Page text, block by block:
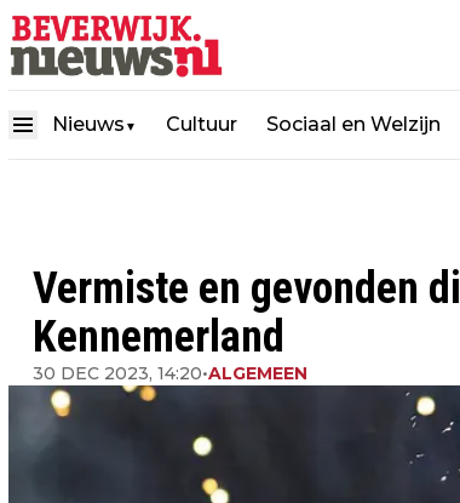
Nieuws ▼ Cultuur Sociaal en Welzijn
Vermiste en gevonden
Kennemerland
30 DEC 2023, 14:20•ALGEMEEN